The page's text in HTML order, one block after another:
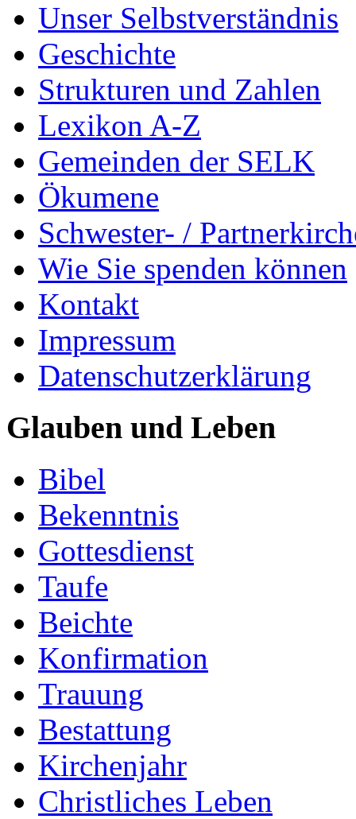
Unser Selbstverständnis
Geschichte
Strukturen und Zahlen
Lexikon A-Z
Gemeinden der SELK
Ökumene
Schwester- /
Wie Sie spenden können
Kontakt
Impressum
Datenschutzerklärung
Glauben und Leben
Bibel
Bekenntnis
Gottesdienst
Taufe
Beichte
Konfirmation
Trauung
Bestattung
Kirchenjahr
Christliches Leben